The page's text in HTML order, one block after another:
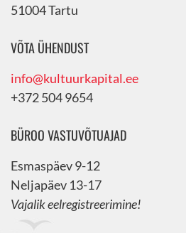
51004 Tartu
VÕTA ÜHENDUST
info@kultuurkapital.ee
+372 504 9654
BÜROO VASTUVÕTUAJAD
Esmaspäev 9-12
Neljapäev 13-17
Vajalik eelregistreerimine!